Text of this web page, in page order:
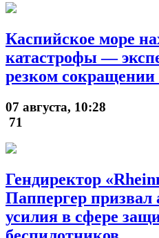
Каспийское море
катастрофы —
резком
07 августа, 10:28
71
Гендиректор
Паппергер призвал
усилия в сфере